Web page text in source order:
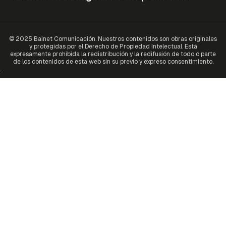
© 2025 Bainet Comunicación. Nuestros contenidos son obras originales
y protegidas por el Derecho de Propiedad Intelectual. Está
expresamente prohibida la redistribución y la redifusión de todo o parte
de los contenidos de esta web sin su previo y expreso consentimiento.